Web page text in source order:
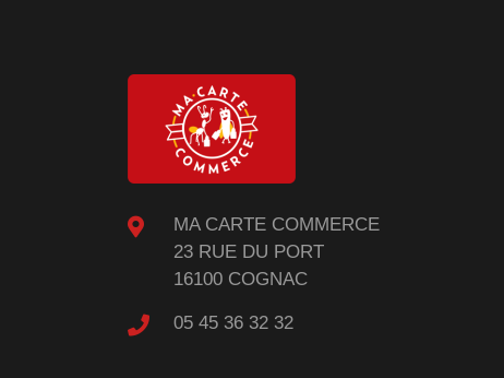
MA CARTE COMMERCE
23 RUE DU PORT
16100 COGNAC
05 45 36 32 32